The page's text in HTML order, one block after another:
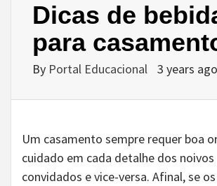
Dicas de
para
By Portal Educacional 3 years ago
Um casamento sempre requer boa
cuidado em cada detalhe dos noivos
convidados e vice-versa. Afinal, se